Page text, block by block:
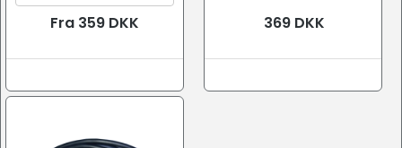
Fra 359 DKK 369 DKK